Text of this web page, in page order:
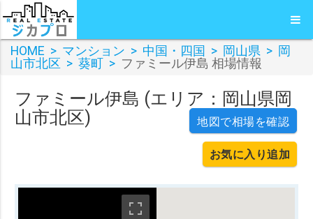
HOME > マンション > 中国・四国 > 岡山県 > 岡
山市北区 > 葵町 > ファミール伊島 相場情報
ファミール伊島 (エリア：岡山県岡
山市北区)
地図で相場を確認
お気に入り追加